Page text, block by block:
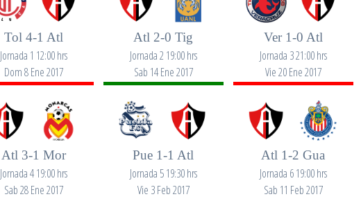
Tol 4-1 Atl
Jornada 1 12:00 hrs
Dom 8 Ene 2017
Atl 2-0 Tig
Jornada 2 19:00 hrs
Sab 14 Ene 2017
Ver 1-0 Atl
Jornada 3 21:00 hrs
Vie 20 Ene 2017
Atl 3-1 Mor
Jornada 4 19:00 hrs
Sab 28 Ene 2017
Pue 1-1 Atl
Jornada 5 19:30 hrs
Vie 3 Feb 2017
Atl 1-2 Gua
Jornada 6 19:00 hrs
Sab 11 Feb 2017